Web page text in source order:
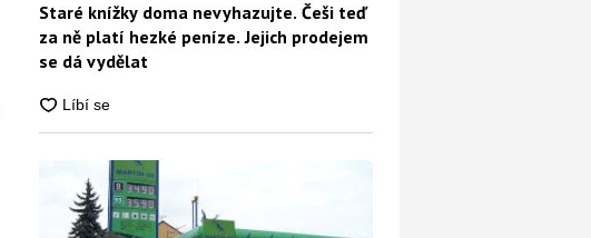
Staré knížky doma nevyhazujte. Češi teď
za ně platí hezké peníze. Jejich prodejem
se dá vydělat